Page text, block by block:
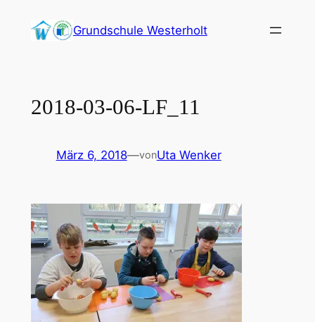
Inhalt
Grundschule Westerholt
2018-03-06-LF_11
März 6, 2018—vonUta Wenker